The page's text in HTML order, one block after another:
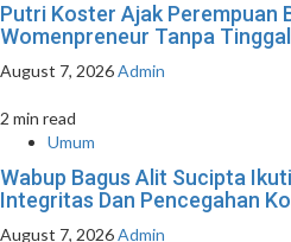
Putri Koster Ajak Perempuan
Womenpreneur Tanpa
August 7, 2026Admin
2 min read
Umum
Wabup Bagus Alit Sucipta
Integritas Dan Pencegahan
August 7, 2026Admin